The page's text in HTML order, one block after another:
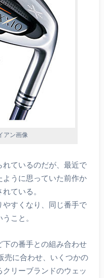
アン画像
ているのだが、最近で
うに思っていた前作か
ている。
すくなり、同じ番手で
こと。
下の番手との組み合わせ
売に合わせ、いくつかの
リーブランドのウェッ